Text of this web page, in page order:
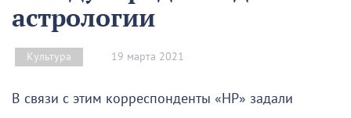
астрологии
Культура 19 марта 2021
В связи с этим корреспонденты «НР» задали